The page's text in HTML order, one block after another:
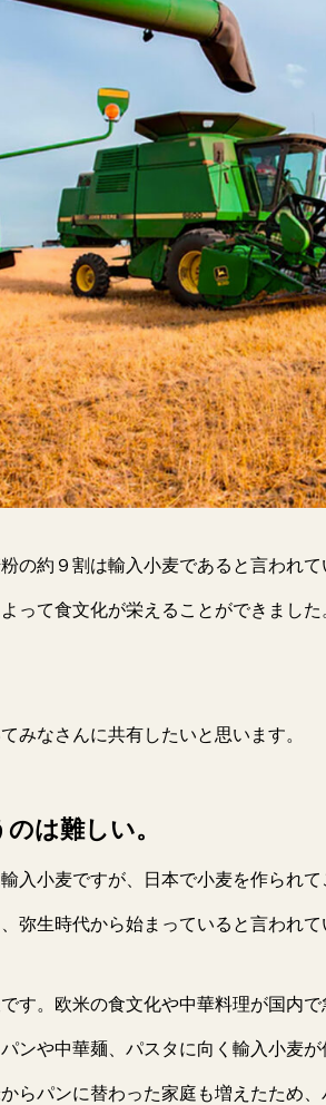
の約９割は輸入小麦であると言われ
って食文化が栄えることができまし
みなさんに共有したいと思います。
は難しい。
入小麦ですが、日本で小麦を作られ
弥生時代から始まっていると言われて
す。欧米の食文化や中華料理が国内
ンや中華麺、パスタに向く輸入小麦が
らパンに替わった家庭も増えたため